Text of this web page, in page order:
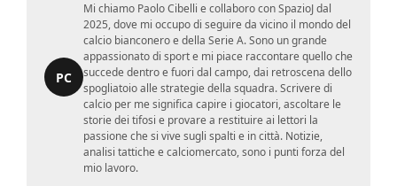
PC
Mi chiamo Paolo Cibelli e collaboro con SpazioJ dal
2025, dove mi occupo di seguire da vicino il mondo del
calcio bianconero e della Serie A. Sono un grande
appassionato di sport e mi piace raccontare quello che
succede dentro e fuori dal campo, dai retroscena dello
spogliatoio alle strategie della squadra. Scrivere di
calcio per me significa capire i giocatori, ascoltare le
storie dei tifosi e provare a restituire ai lettori la
passione che si vive sugli spalti e in città. Notizie,
analisi tattiche e calciomercato, sono i punti forza del
mio lavoro.